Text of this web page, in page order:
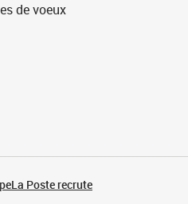
de voeux
La Poste recrute